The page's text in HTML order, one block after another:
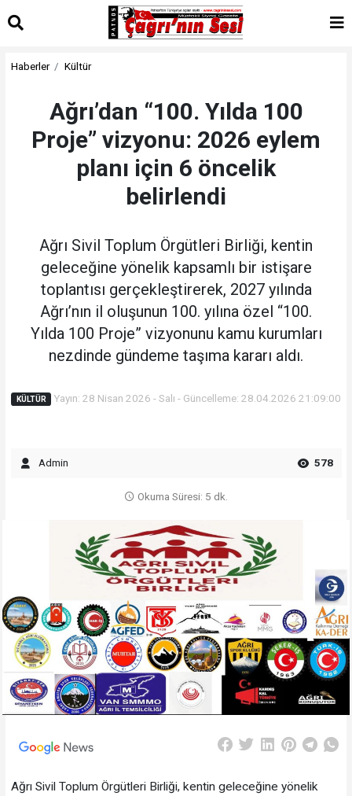
Haberler Kültür
Ağrı’dan “100. Yılda 100
Proje” vizyonu: 2026 eylem
planı için 6 öncelik
belirlendi
Ağrı Sivil Toplum Örgütleri Birliği, kentin
geleceğine yönelik kapsamlı bir istişare
toplantısı gerçekleştirerek, 2027 yılında
Ağrı’nın il oluşunun 100. yılına özel “100.
Yılda 100 Proje” vizyonunu kamu kurumları
nezdinde gündeme taşıma kararı aldı.
KÜLTÜR Yayın: 28 Nisan 2026 - Salı - Güncelleme: 28.04.2026 21:09:00
Admin 578
Okuma Süresi: 5 dk.
Ağrı Sivil Toplum Örgütleri Birliği, kentin geleceğine yönelik